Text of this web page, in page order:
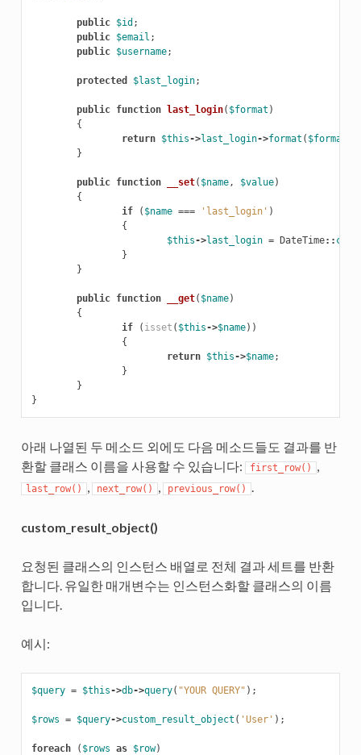
public $id ;
public $email ;
public $username;
protected $last_login;
public function last_login( $format )
{
return $this->last_login->format ( $format
}
public function __set( $name, $value)
{
if
( $name === 'last_login' )
{
$this->last_login = DateTime::
}
}
public function __get( $name)
{
if
( isset ( $this->$name))
{
return $this->$name;
}
}
}
아래 나열된 두 메소드 외에도 다음 메소드들도 결과를 반
환할 클래스 이름을 사용할 수 있습니다:
first_row() ,
last_row() , next_row() , previous_row() .
custom_result_object()
요청된 클래스의 인스턴스 배열로 전체 결과 세트를 반환
합니다. 유일한 매개변수는 인스턴스화할 클래스의 이름
입니다.
예시:
$query = $this->db->query( "YOUR QUERY" );
$rows = $query->custom_result_object ( 'User' );
foreach ( $rows as $row)